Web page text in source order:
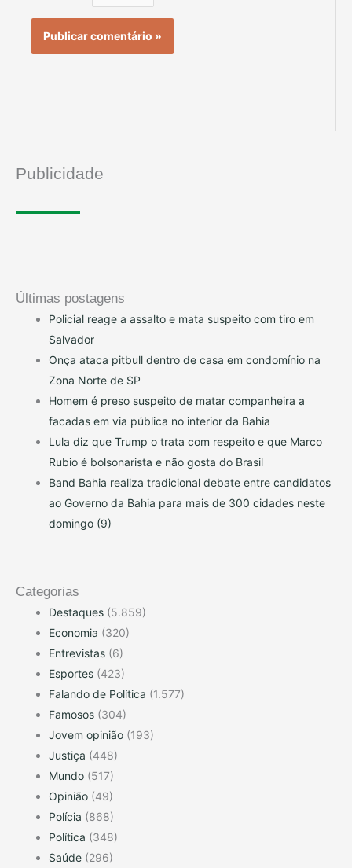
Publicidade
Últimas postagens
Policial reage a assalto e mata suspeito com tiro em
Salvador
Onça ataca pitbull dentro de casa em condomínio na
Zona Norte de SP
Homem é preso suspeito de matar companheira a
facadas em via pública no interior da Bahia
Lula diz que Trump o trata com respeito e que Marco
Rubio é bolsonarista e não gosta do Brasil
Band Bahia realiza tradicional debate entre candidatos
ao Governo da Bahia para mais de 300 cidades neste
domingo (9)
Categorias
Destaques (5.859)
Economia (320)
Entrevistas (6)
Esportes (423)
Falando de Política (1.577)
Famosos (304)
Jovem opinião (193)
Justiça (448)
Mundo (517)
Opinião (49)
Polícia (868)
Política (348)
Saúde (296)